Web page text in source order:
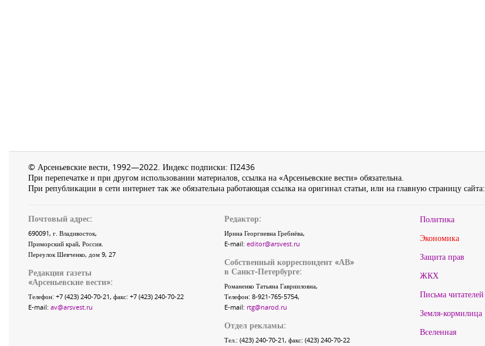
© Арсеньевские вести, 1992—2022. Индекс подписки: П2436
При перепечатке и при другом использовании материалов, ссылка на «Арсеньевские вести» обязательна.
При републикации в сети интернет так же обязательна работающая ссылка на оригинал статьи, или на главную страницу сайта:
Почтовый адрес:
690091, г. Владивосток,
Приморский край, Россия.
Переулок Шевченко, дом 9, 27
Редакция газеты
«Арсеньевские вести»:
Телефон: +7 (423) 240-70-21, факс: +7 (423) 240-70-22
E-mail: av@arsvest.ru
Редактор:
Ирина Георгиевна Гребнёва,
E-mail: editor@arsvest.ru
Собственный корреспондент «АВ»
в Санкт-Петербурге:
Романенко Татьяна Гаврииловна,
Телефон: 8-921-765-5754,
E-mail: rtg@narod.ru
Отдел рекламы:
Тел.: (423) 240-70-21, факс: (423) 240-70-22
Политика
Экономика
Защита прав
ЖКХ
Письма читателей
Земля-кормилица
Вселенная